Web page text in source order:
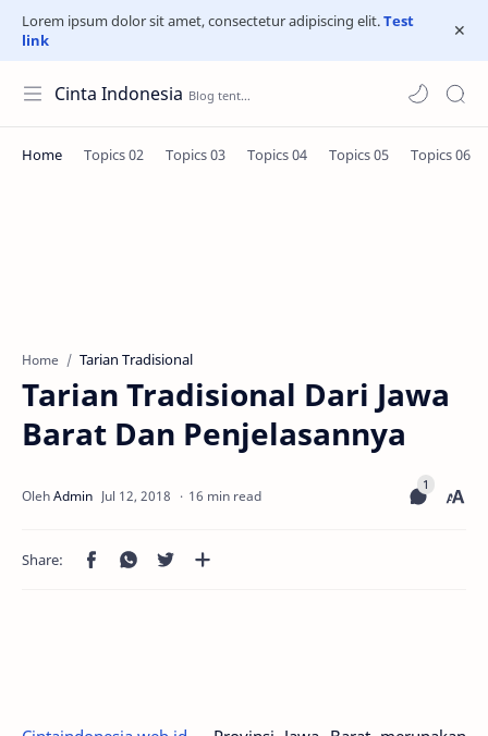
Lorem ipsum dolor sit amet, consectetur adipiscing elit.Test
link
Cinta Indonesia
Home Tarian Tradisional
Tarian Tradisional Dari Jawa
Barat Dan Penjelasannya
16 min read